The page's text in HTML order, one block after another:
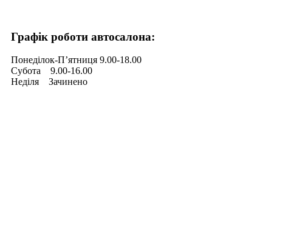
Графік роботи автосалона:
Понеділок-Пʼятниця 9.00-18.00
Субота 9.00-16.00
Неділя Зачинено